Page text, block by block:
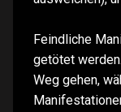
Feindliche
getötet
Weg gehen,